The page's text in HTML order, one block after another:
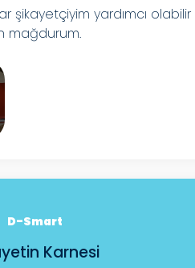
şikayetçiyim yardımcı olabilir
mağdurum.
D-Smart
Karnesi